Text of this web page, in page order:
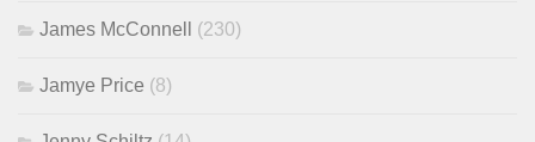
James McConnell (230)
Jamye Price (8)